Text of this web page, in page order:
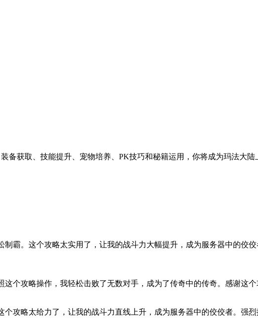
备获取、技能提升、宠物培养、PK技巧和秘籍运用，你将成为玛法大
霸。这个攻略太实用了，让我的战斗力大幅提升，成为服务器中的佼
个攻略操作，我轻松击败了无数对手，成为了传奇中的传奇。感谢这个
攻略太给力了，让我的战斗力直线上升，成为服务器中的佼佼者。强